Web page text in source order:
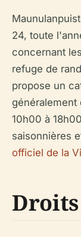
24, toute
concernant
refuge de
propose un
généralement
10h00 à
saisonnières
officiel de la